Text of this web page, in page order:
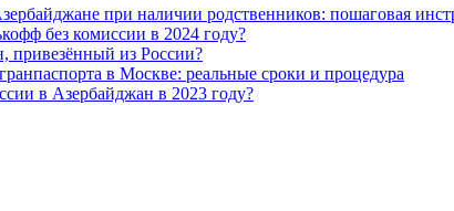
при наличии родственников: пошаговая
без комиссии в 2024 году?
привезённый из России?
в Москве: реальные сроки и процедура
в Азербайджан в 2023 году?